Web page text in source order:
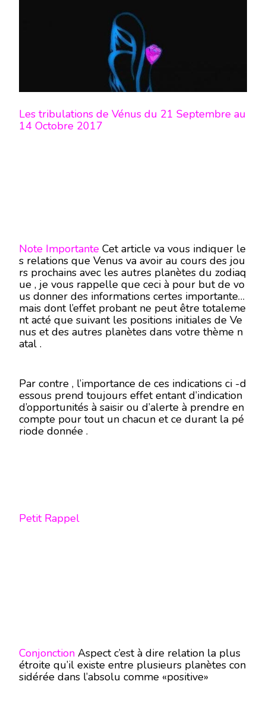
Les tribulations de Vénus du 21 Septembre au
14 Octobre 2017
Note Importante Cet article va vous indiquer le
s relations que Venus va avoir au cours des jou
rs prochains avec les autres planètes du zodiaq
ue , je vous rappelle que ceci à pour but de vo
us donner des informations certes importantes
mais dont l’effet probant ne peut être totaleme
nt acté que suivant les positions initiales de Ve
nus et des autres planètes dans votre thème n
atal .
Par contre , l’importance de ces indications ci -d
essous prend toujours effet entant d’indication
d’opportunités à saisir ou d’alerte à prendre en
compte pour tout un chacun et ce durant la pé
riode donnée .
Petit Rappel
Conjonction Aspect c’est à dire relation la plus
étroite qu’il existe entre plusieurs planètes con
sidérée dans l’absolu comme «positive»